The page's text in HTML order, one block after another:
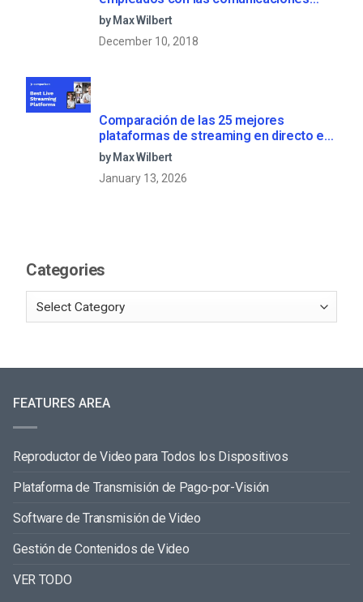
corporativas en directo
by Max Wilbert
December 10, 2018
Comparación de las 25 mejores
plataformas de streaming en directo en
2025
by Max Wilbert
January 13, 2026
Categories
FEATURES AREA
Reproductor de Video para Todos los Dispositivos
Plataforma de Transmisión de Pago-por-Visión
Software de Transmisión de Video
Gestión de Contenidos de Video
VER TODO